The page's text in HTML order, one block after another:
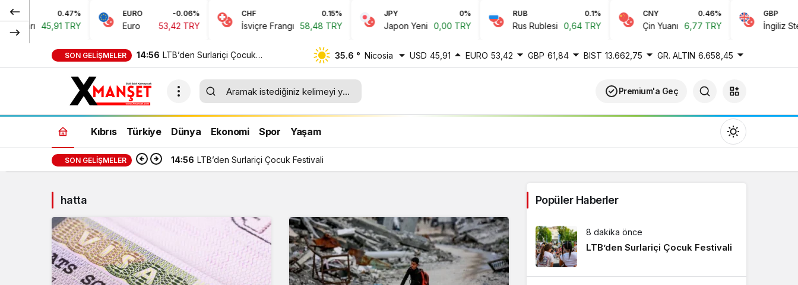
0.47%
45,91 TRY
EURO -0.06%
Euro 53,42 TRY
CHF 0.15%
İsviçre Frangı 58,48 TRY
JPY
Japon Yeni 0,00 TRY
RUB
Rus Rublesi 0,64 TRY
CNY 0.46%
Çin Yuanı 6,77 TRY
GBP
İngiliz Sterlini
SON GELIŞMELER 14:56 LTB’den Surlariçi Çocuk 35.6 ° Nicosia USD 45,91 EURO 53,42 GBP 61,84 BIST 13.662,75 GR. ALTIN 6.658,45
Premium'a Geç
Kıbrıs Türkiye Dünya Ekonomi Spor Yaşam
Gündüz modunu seçin.
SON GELIŞMELER 14:56 LTB’den Surlariçi Çocuk Festivali
hatta Popüler Haberler
8 dakika önce
LTB’den Surlariçi Çocuk Festivali